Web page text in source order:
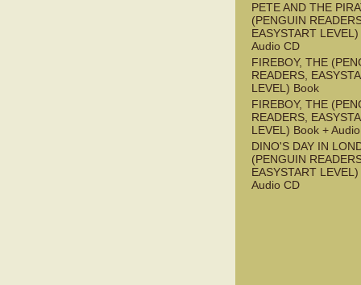
PETE AND THE
(PENGUIN
EASYSTART
Audio CD
FIREBOY, THE
READERS,
LEVEL) Book
FIREBOY, THE
READERS,
LEVEL) Book +
DINO'S DAY IN
(PENGUIN
EASYSTART
Audio CD